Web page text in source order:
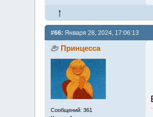
#66: Января 28, 2024, 17:06:13
Принцесса
Сообщений: 361